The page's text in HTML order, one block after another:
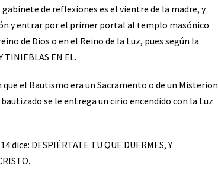
de reflexiones es el vientre de la madre, y
y entrar por el primer portal al templo masónico
de Dios o en el Reino de la Luz, pues según la
TINIEBLAS EN EL.
el Bautismo era un Sacramento o de un Misterion
se le entrega un cirio encendido con la Luz
DESPIÉRTATE TU QUE DUERMES, Y